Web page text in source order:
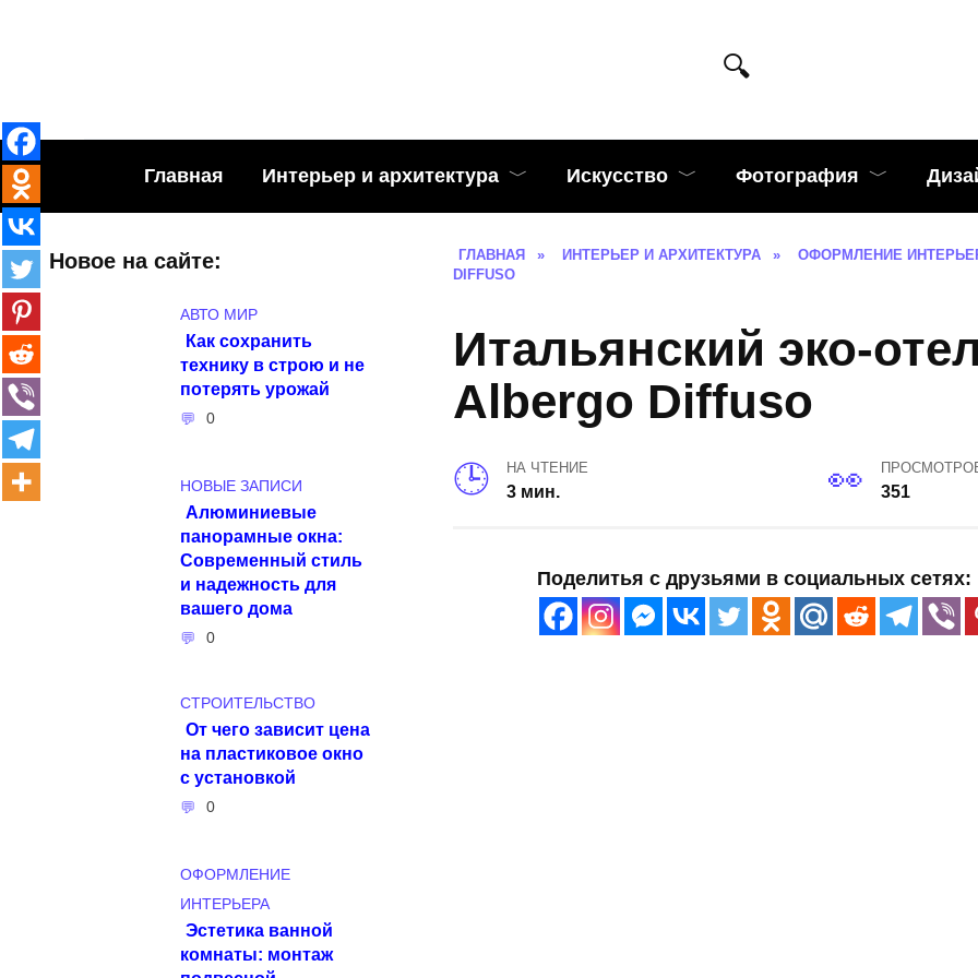
Главная Интерьер и архитектура Искусство Фотография
ГЛАВНАЯ » ИНТЕРЬЕР И АРХИТЕКТУРА » ОФОРМЛЕНИЕ
DIFFUSO
Итальянский эко-
Albergo Diffuso
НА ЧТЕНИЕ
3 мин. 351
Поделитья с друзьями в социальных сетях:
Новое на сайте:
АВТО МИР
Как сохранить
технику в строю и не
потерять урожай
0
НОВЫЕ ЗАПИСИ
Алюминиевые
панорамные окна:
Современный стиль
и надежность для
вашего дома
0
СТРОИТЕЛЬСТВО
От чего зависит цена
на пластиковое окно
с установкой
0
ОФОРМЛЕНИЕ
ИНТЕРЬЕРА
Эстетика ванной
комнаты: монтаж